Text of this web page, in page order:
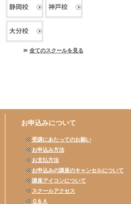
全てのスクールを見る
お申込みについて
受講にあたってのお願い
お申込み方法
お支払方法
お申込みの講座のキャンセルについて
講座アイコンについて
スクールアクセス
Ｑ＆Ａ